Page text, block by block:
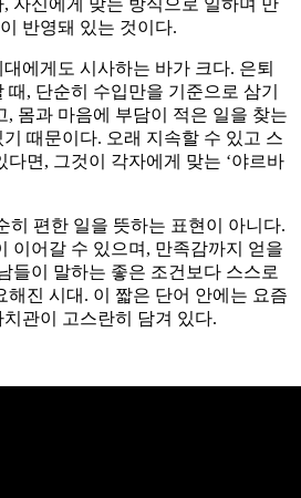
자신에게 맞는 방식으로 일하며 만
반영돼 있는 것이다.
에게도 시사하는 바가 크다. 은퇴
, 단순히 수입만을 기준으로 삼기
, 몸과 마음에 부담이 적은 일을 찾는
때문이다. 오래 지속할 수 있고 스
다면, 그것이 각자에게 맞는 ‘야르바
히 편한 일을 뜻하는 표현이 아니다.
이어갈 수 있으며, 만족감까지 얻을
들이 말하는 좋은 조건보다 스스로
해진 시대. 이 짧은 단어 안에는 요즘
관이 고스란히 담겨 있다.